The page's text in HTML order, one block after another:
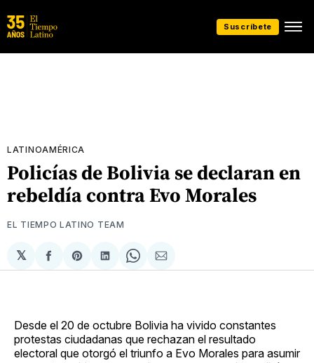
Suscríbete
LATINOAMÉRICA
Policías de Bolivia se declaran en
rebeldía contra Evo Morales
EL TIEMPO LATINO TEAM
𝕏
Compartir
en
Share
on
Compartir
en
Share
on
Compartir
via
Desde el 20 de octubre Bolivia ha vivido constantes
protestas ciudadanas que rechazan el resultado
electoral que otorgó el triunfo a Evo Morales para asumir